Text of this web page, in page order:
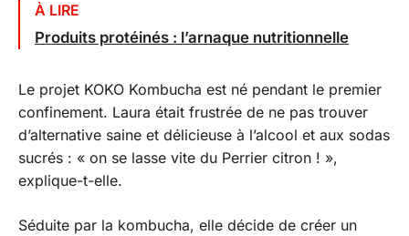
À LIRE
Produits protéinés : l’arnaque nutritionnelle
Le projet KOKO Kombucha est né pendant le premier
confinement. Laura était frustrée de ne pas trouver
d’alternative saine et délicieuse à l’alcool et aux sodas
sucrés : « on se lasse vite du Perrier citron ! »,
explique-t-elle.
Séduite par la kombucha, elle décide de créer un